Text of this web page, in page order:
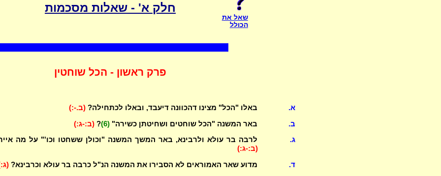
חלק א' - שאלות מסכמות
שאל את
הכולל
פרק ראשון - הכל שוחטין
א. באלו "הכל" מצינו דהכוונה דיעבד, ובאלו לכתחילה?(ב.-:)
ב. באר המשנה "הכל שוחטים ושחיטתן כשירה"(6)
?(ב:-ג:)
ג.
לרבה בר עולא ולרבינא, באר המשך המשנה "וכולן ששחטו וכו'" על מה
(ב:-ג:)
ד. מדוע שאר האמוראים לא הסבירו את המשנה הנ"ל כרבה בר עולא וכרבינא?